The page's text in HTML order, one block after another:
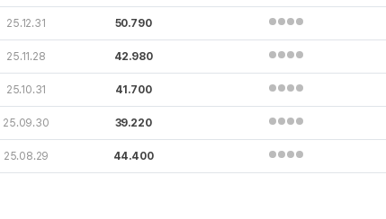
25.12.31 50.790
25.11.28 42.980
25.10.31 41.700
25.09.30 39.220
25.08.29 44.400